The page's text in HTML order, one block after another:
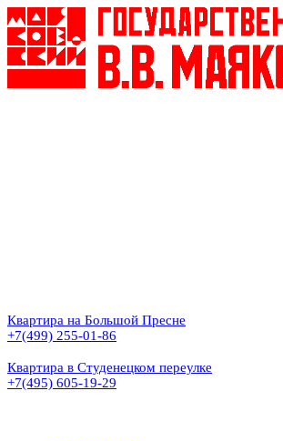
Квартира на Большой Пресне
+7(499) 255-01-86
Квартира в Студенецком переулке
+7(495) 605-19-29